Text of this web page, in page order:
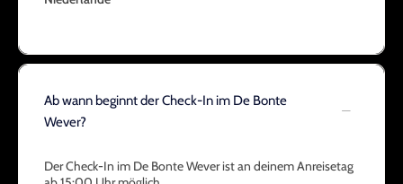
Ab wann beginnt der Check-In im De Bonte
Wever?
Der Check-In im De Bonte Wever ist an deinem Anreisetag